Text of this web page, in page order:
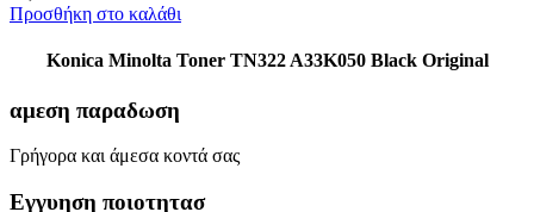
Προσθήκη στο καλάθι
Konica Minolta Toner TN322 A33K050 Black Original
αμεση παραδωση
Γρήγορα και άμεσα κοντά σας
Εγγυηση ποιοτητασ